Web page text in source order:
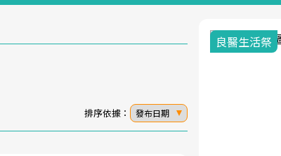
排序依據： 發布日期
良醫生活祭